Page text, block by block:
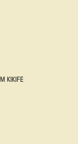
KIKIFE